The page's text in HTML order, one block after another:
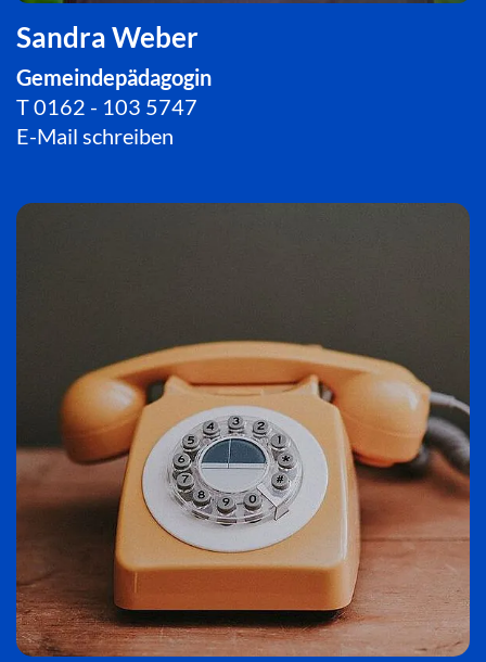
Sandra Weber
Gemeindepädagogin
T0162 - 103 5747
E-Mail schreiben